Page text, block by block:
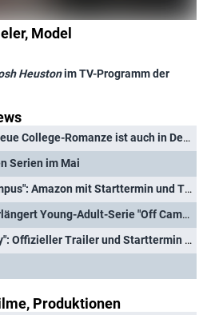
Model
Heustonim TV-Programm der
"Off Campus": Neue College-Romanze ist auch in Deutschland ein großer Serien-Hit
Serien im Mai
mit Starttermin und Trailer zur neuen Young-Adult-Serie
Prime Video verlängert Young-Adult-Serie "Off Campus" noch vor dem Start
"Dune: Prophecy": Offizieller Trailer und Starttermin der Prequel-Serie verkündet
Produktionen